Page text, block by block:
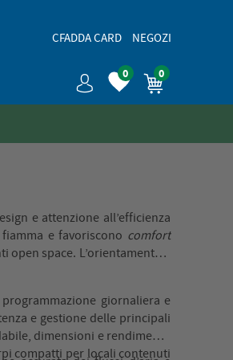
CFADDA CARD NEGOZI
0 0
e attenzione all’efficienza
e favoriscono comfort
open space. L’orientamento a
giornaliera e
e gestione delle principali
dimensioni e rendimento
compatti per locali contenuti